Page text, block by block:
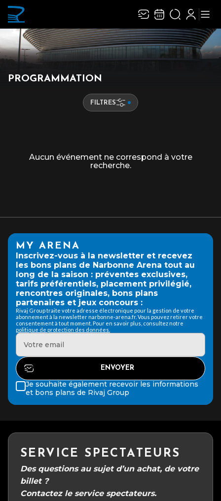
PROGRAMMATION
FILTRES
Aucun événement ne correspond à votre
recherche.
MY ARENA
Inscrivez-vous à la newsletter et recevez
les bons plans de Narbonne Arena tout au
long de la saison : préventes exclusives,
tarifs préférentiels, placement privilégié,
rencontres originales, bons plans
partenaires et jeux concours :
Rivaj Group traite votre adresse électronique pour la gestion de votre
abonnement à la newsletter narbonne-arena.fr. Vous pouvez retirer votre
consentement à tout moment. Pour en savoir plus, consultez notre
politique de protection des données.
Je souhaite également recevoir les informations
et bons plans de Rivaj Group
SERVICE SPECTATEURS
Des questions au sujet d’un achat, de votre
billet ?
Contactez le service spectateurs.